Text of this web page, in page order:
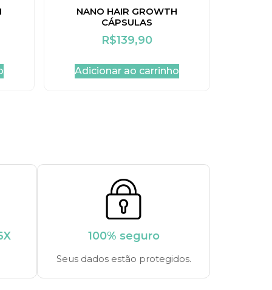
NANO HAIR GROWTH
CÁPSULAS
R$139,90
Adicionar ao carrinho
100% seguro
Seus dados estão protegidos.